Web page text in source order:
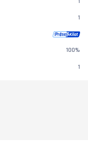
1
100%
1